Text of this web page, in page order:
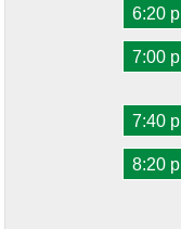
6:20
7:00
7:40
8:20